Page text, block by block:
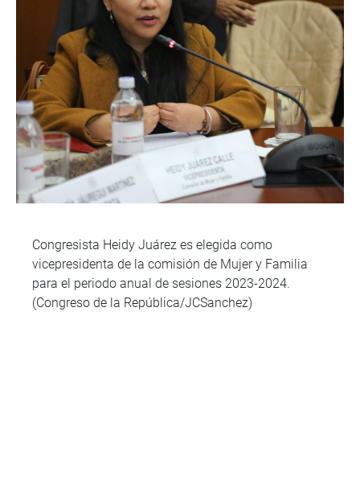
Congresista Heidy Juárez es elegida como
vicepresidenta de la comisión de Mujer y Familia
para el periodo anual de sesiones 2023-2024.
(Congreso de la República/JCSanchez)